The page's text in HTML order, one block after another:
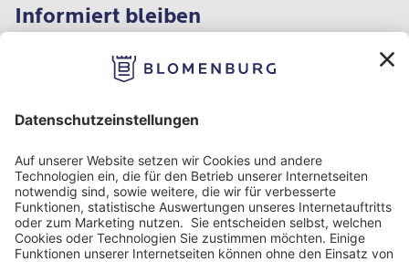
Informiert bleiben
Impressum
Datenschutzinformationen